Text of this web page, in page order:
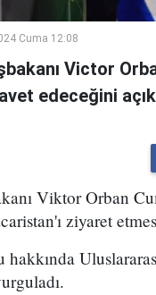
Cuma 12:08
Victor
edeceğini
Viktor Orban
ziyaret